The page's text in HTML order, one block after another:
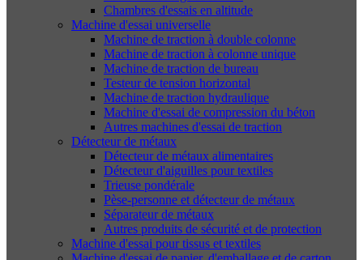
Chambres d'essais en altitude
Machine d'essai universelle
Machine de traction à double colonne
Machine de traction à colonne unique
Machine de traction de bureau
Testeur de tension horizontal
Machine de traction hydraulique
Machine d'essai de compression du béton
Autres machines d'essai de traction
Détecteur de métaux
Détecteur de métaux alimentaires
Détecteur d'aiguilles pour textiles
Trieuse pondérale
Pèse-personne et détecteur de métaux
Séparateur de métaux
Autres produits de sécurité et de protection
Machine d'essai pour tissus et textiles